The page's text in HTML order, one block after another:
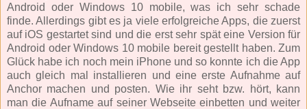
Android oder Windows 10 mobile, was ich sehr schade
finde. Allerdings gibt es ja viele erfolgreiche Apps, die zuerst
auf iOS gestartet sind und die erst sehr spät eine Version für
Android oder Windows 10 mobile bereit gestellt haben. Zum
Glück habe ich noch mein iPhone und so konnte ich die App
auch gleich mal installieren und eine erste Aufnahme auf
Anchor machen und posten. Wie ihr seht bzw. hört, kann
man die Aufname auf seiner Webseite einbetten und weiter